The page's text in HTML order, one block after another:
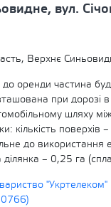
вул.
Верхнє
оренди частина
при дорозі в
шляху
кількість поверхів
до використання
– 0,25 га
"Укртелеком"